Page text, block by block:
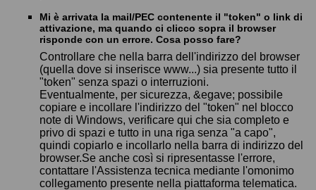
Mi è arrivata la mail/PEC contenente il "token" o link di
attivazione, ma quando ci clicco sopra il browser
risponde con un errore. Cosa posso fare?
Controllare che nella barra dell'indirizzo del browser
(quella dove si inserisce www...) sia presente tutto il
"token" senza spazi o interruzioni.
Eventualmente, per sicurezza, &egave; possibile
copiare e incollare l'indirizzo del "token" nel blocco
note di Windows, verificare qui che sia completo e
privo di spazi e tutto in una riga senza "a capo",
quindi copiarlo e incollarlo nella barra di indirizzo del
browser.Se anche così si ripresentasse l'errore,
contattare l'Assistenza tecnica mediante l'omonimo
collegamento presente nella piattaforma telematica.